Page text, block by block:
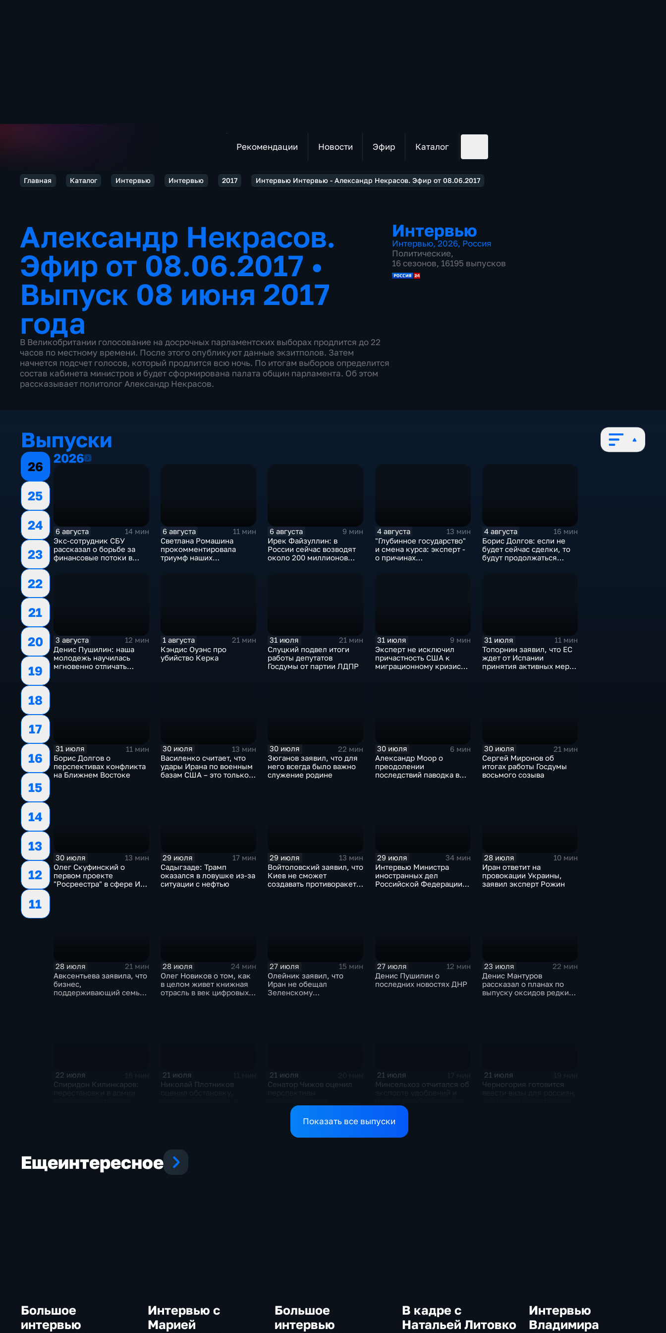
Рекомендации Новости Эфир Каталог
Главная Каталог Интервью Интервью 2017 Интервью Интервью - Александр Некрасов. Эфир от 08.06.2017
Александр Некрасов.
Эфир от 08.06.2017 •
Выпуск 08 июня 2017
года
В Великобритании голосование на досрочных парламентских выборах продлится до 22
часов по местному времени. После этого опубликуют данные экзитполов. Затем
начнется подсчет голосов, который продлится всю ночь. По итогам выборов определится
состав кабинета министров и будет сформирована палата общин парламента. Об этом
рассказывает политолог Александр Некрасов.
Интервью
Интервью, 2026, Россия
Политические,
16 сезонов, 16195 выпусков
Выпуски
26
25
24
23
22
21
20
19
18
17
16
15
14
13
12
11
20262026
6 августа
14 мин
Экс-сотрудник СБУ
рассказал о борьбе за
финансовые потоки в
6 августа
11 мин
Светлана Ромашина
прокомментировала
триумф наших
6 августа
9 мин
Ирек Файзуллин: в
России сейчас возводят
около 200 миллионов
4 августа
13 мин
"Глубинное государство"
и смена курса: эксперт -
о причинах
4 августа
16 мин
Борис Долгов: если не
будет сейчас сделки, то
будут продолжаться
3 августа
12 мин
Денис Пушилин: наша
молодежь научилась
мгновенно отличать
1 августа
21 мин
Кэндис Оуэнс про
убийство Керка
31 июля
21 мин
Слуцкий подвел итоги
работы депутатов
Госдумы от партии ЛДПР
31 июля
9 мин
Эксперт не исключил
причастность США к
миграционному кризису в
31 июля
11 мин
Топорнин заявил, что ЕС
ждет от Испании
принятия активных мер
31 июля
11 мин
Борис Долгов о
перспективах конфликта
на Ближнем Востоке
30 июля
13 мин
Василенко считает, что
удары Ирана по военным
базам США – это только
30 июля
22 мин
Зюганов заявил, что для
него всегда было важно
служение родине
30 июля
6 мин
Александр Моор о
преодолении
последствий паводка в
30 июля
21 мин
Сергей Миронов об
итогах работы Госдумы
восьмого созыва
30 июля
13 мин
Олег Скуфинский о
первом проекте
"Росреестра" в сфере ИИ
29 июля
17 мин
Садыгзаде: Трамп
оказался в ловушке из-за
ситуации с нефтью
29 июля
13 мин
Войтоловский заявил, что
Киев не сможет
создавать противоракеты
29 июля
34 мин
Интервью Министра
иностранных дел
Российской Федерации,
28 июля
10 мин
Иран ответит на
провокации Украины,
заявил эксперт Рожин
28 июля
21 мин
Авксентьева заявила, что
бизнес,
поддерживающий семьи,
28 июля
24 мин
Олег Новиков о том, как
в целом живет книжная
отрасль в век цифровых
27 июля
15 мин
Олейник заявил, что
Иран не обещал
Зеленскому
27 июля
12 мин
Денис Пушилин о
последних новостях ДНР
23 июля
22 мин
Денис Мантуров
рассказал о планах по
выпуску оксидов редких
22 июля
Спиридон Килинкаров:
21 июля
Николай Плотников
21 июля
Сенатор Чижов оценил
конфликтов на Ближнем
Востоке и диалог с
21 июля
Минсельхоз отчитался об
аграриев топливом
21 июля
Черногория готовится
Показать все выпуски
Ещеинтересное
Большое
интервью
Интервью с
Марией
Большое
интервью
В кадре с
Натальей Литовко
Интервью
Владимира